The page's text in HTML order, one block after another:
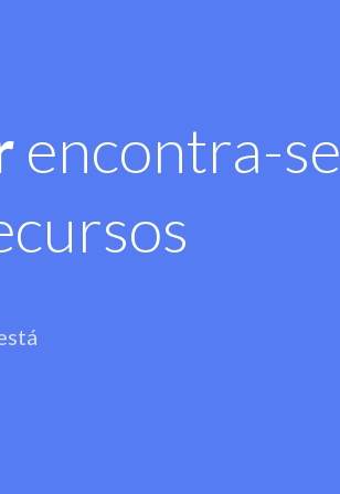
encontra-se